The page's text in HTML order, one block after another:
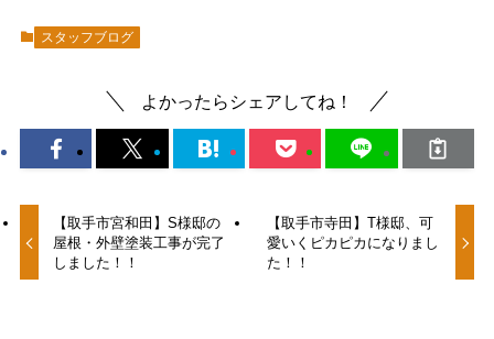
スタッフブログ
よかったらシェアしてね！
【取手市宮和田】S様邸の
屋根・外壁塗装工事が完了
しました！！
【取手市寺田】T様邸、可
愛いくピカピカになりまし
た！！